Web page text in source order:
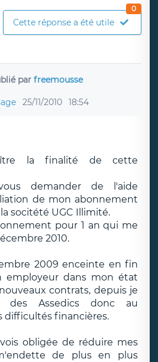
Cette réponse a été utile
0
par freemousse
25/11/2010 18:54
la finalité de cette
demander de l'aide
de mon abonnement
socitété UGC Illimité.
pour 1 an qui me
2010.
2009 enceinte en fin
employeur dans mon état
contrats, depuis je
des Assedics donc au
difficultés financières.
obligée de réduire mes
de plus en plus